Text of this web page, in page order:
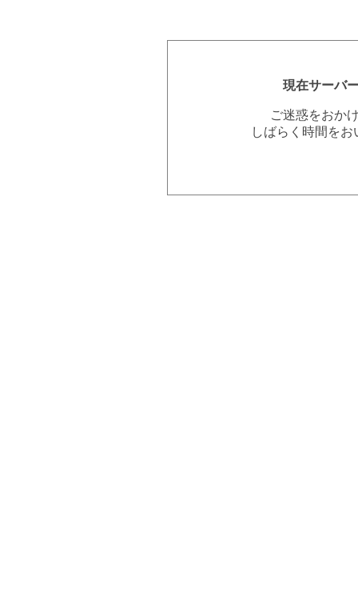
現在サーバ
ご迷惑をおか
しばらく時間を